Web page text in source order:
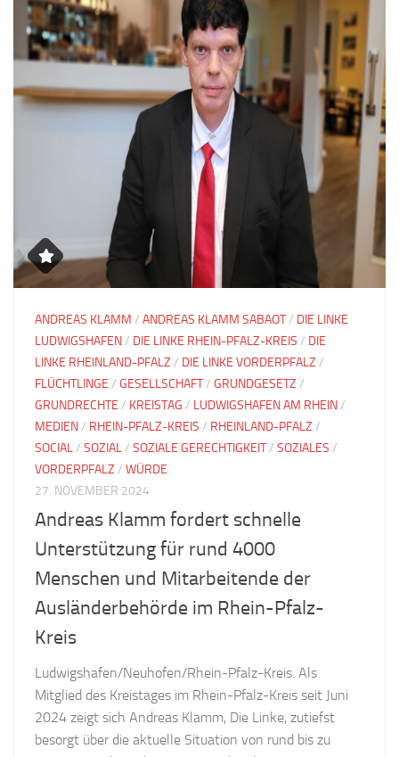
ANDREAS KLAMM / ANDREAS KLAMM SABAOT/ DIE LINKE
LUDWIGSHAFEN/ DIE LINKE RHEIN-PFALZ-KREIS / DIE
LINKE RHEINLAND-PFALZ / DIE LINKE VORDERPFALZ /
FLÜCHTLINGE / GESELLSCHAFT/ GRUNDGESETZ /
GRUNDRECHTE / KREISTAG / LUDWIGSHAFEN AM RHEIN/
MEDIEN/ RHEIN-PFALZ-KREIS / RHEINLAND-PFALZ /
SOCIAL/ SOZIAL/ SOZIALE GERECHTIGKEIT/ SOZIALES /
VORDERPFALZ / WÜRDE
27. NOVEMBER 2024
Andreas Klamm fordert schnelle
Unterstützung für rund 4000
Menschen und Mitarbeitende der
Ausländerbehörde im Rhein-Pfalz-
Kreis
Ludwigshafen/Neuhofen/Rhein-Pfalz-Kreis. Als
Mitglied des Kreistages im Rhein-Pfalz-Kreis seit Juni
2024 zeigt sich Andreas Klamm, Die Linke, zutiefst
besorgt über die aktuelle Situation von rund bis zu